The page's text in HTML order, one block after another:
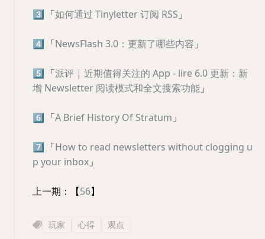
3️⃣ 「如何通过 Tinyletter 订阅 RSS」
4️⃣ 「NewsFlash 3.0：更新了哪些内容」
5️⃣ 「派评 | 近期值得关注的 App - lire 6.0 更新：新
增 Newsletter 阅读模式和全文搜索功能」
6️⃣ 「A Brief History Of Stratum」
7️⃣ 「How to read newsletters without clogging u
p your inbox」
上一期：【56】
玩家 心得 观点